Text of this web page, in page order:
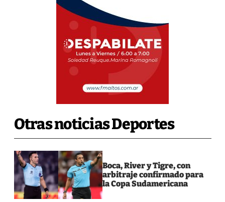
Otras noticias Deportes
Boca, River y Tigre, con
arbitraje confirmado para
la Copa Sudamericana